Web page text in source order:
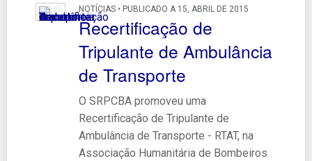
NOTÍCIAS • PUBLICADO A 15, ABRIL DE 2015
Recertificação de
Tripulante de Ambulância
de Transporte
O SRPCBA promoveu uma
Recertificação de Tripulante de
Ambulância de Transporte - RTAT, na
Associação Humanitária de Bombeiros